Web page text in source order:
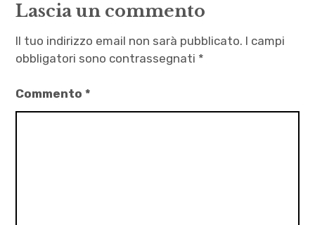
,
letteratura
,
lui
chi
Lascia un commento
Il tuo indirizzo email non sarà pubblicato. I campi
obbligatori sono contrassegnati *
Commento*